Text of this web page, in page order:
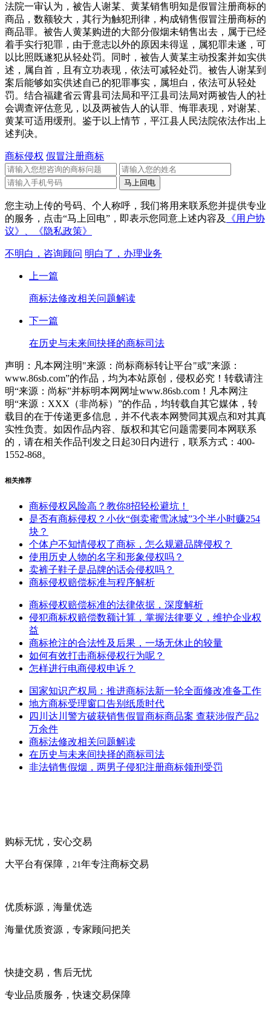
法院一审认为，被告人谢某、黄某销售明知是假冒注册商标的
商品，数额较大，其行为触犯刑律，构成销售假冒注册商标的
商品罪。被告人黄某购进的大部分假烟未销售出去，属于已经
着手实行犯罪，由于意志以外的原因未得逞，属犯罪未遂，可
以比照既遂犯从轻处罚。同时，被告人黄某主动投案并如实供
述，属自首，且有立功表现，依法可减轻处罚。被告人谢某到
案后能够如实供述自己的犯罪事实，属坦白，依法可从轻处
罚。结合福建省云霄县司法局和平江县司法局对两被告人的社
会调查评估意见，以及两被告人的认罪、悔罪表现，对谢某、
黄某可适用缓刑。鉴于以上情节，平江县人民法院依法作出上
述判决。
商标侵权 假冒注册商标
您主动上传的号码、个人称呼，我们将用来联系您并提供专业
的服务，点击“马上回电”，即表示您同意上述内容及
《用户协
议》、
《隐私政策》
不明白，咨询顾问 明白了，办理业务
上一篇
商标法修改相关问题解读
下一篇
在历史与未来间抉择的商标司法
声明：凡本网注明"来源：尚标商标转让平台"或”来源：
www.86sb.com”的作品，均为本站原创，侵权必究！转载请注
明“来源：尚标”并标明本网网址www.86sb.com！凡本网注
明“来源：XXX（非尚标）”的作品，均转载自其它媒体，转
载目的在于传递更多信息，并不代表本网赞同其观点和对其真
实性负责。如因作品内容、版权和其它问题需要同本网联系
的，请在相关作品刊发之日起30日内进行，联系方式：400-
1552-868。
相关推荐
商标侵权风险高？教你8招轻松避坑！
是否有商标侵权？小伙“倒卖蜜雪冰城”3个半小时赚254
块？
个体户不知情侵权了商标，怎么规避品牌侵权？
使用历史人物的名字和形象侵权吗？
卖裤子鞋子是品牌的话会侵权吗？
商标侵权赔偿标准与程序解析
商标侵权赔偿标准的法律依据，深度解析
侵犯商标权赔偿数额计算，掌握法律要义，维护企业权
益
商标抢注的合法性及后果，一场无休止的较量
如何有效打击商标侵权行为呢？
怎样进行电商侵权申诉？
国家知识产权局：推进商标法新一轮全面修改准备工作
地方商标受理窗口告别纸质时代
四川达川警方破获销售假冒商标商品案 查获涉假产品2
万余件
商标法修改相关问题解读
在历史与未来间抉择的商标司法
非法销售假烟，两男子侵犯注册商标领刑受罚
购标无忧，安心交易
大平台有保障， 21 年专注商标交易
优质标源，海量优选
海量优质资源，专家顾问把关
快捷交易，售后无忧
专业品质服务，快速交易保障